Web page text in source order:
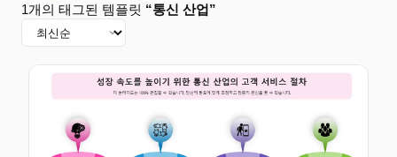
1개의 태그된 템플릿 “통신 산업”